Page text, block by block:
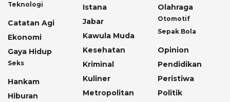
Teknologi
Catatan Agi
Ekonomi
Gaya Hidup
Seks
Hankam
Hiburan
Istana
Jabar
Kawula Muda
Kesehatan
Kriminal
Kuliner
Metropolitan
Olahraga
Otomotif
Sepak Bola
Opinion
Pendidikan
Peristiwa
Politik